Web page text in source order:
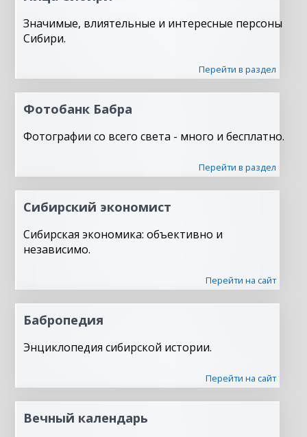
Значимые, влиятельные и интересные персоны
Сибири.
Перейти в раздел
Фотобанк Бабра
Фотографии со всего света - много и бесплатно.
Перейти в раздел
Сибирский экономист
Сибирская экономика: объективно и
независимо.
Перейти на сайт
Бабропедия
Энциклопедия сибирской истории.
Перейти на сайт
Вечный календарь